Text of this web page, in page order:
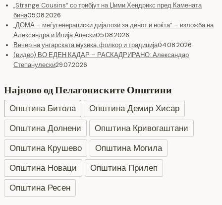
„Strange Cousins“ со трибјут на Џими Хендрикс пред Камената
бина05.08.2026
„ДОМА – меѓугенерациски дијалози за денот и ноќта“ – изложба на
Александра и Илија Ацески05.08.2026
Вечер на унгарската музика, фолкор и традиција04.08.2026
(видео) ВО ЕДЕН КАДАР – РАСКАДРИРАНО: Александар
Степанулески29.07.2026
Најново од Пелагониските Општини
Општина Битола
Општина Демир Хисар
Општина Долнени
Општина Кривогаштани
Општина Крушево
Општина Могила
Општина Новаци
Општина Прилеп
Општина Ресен